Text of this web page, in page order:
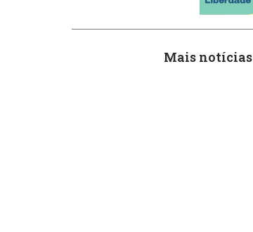
Mais notícias